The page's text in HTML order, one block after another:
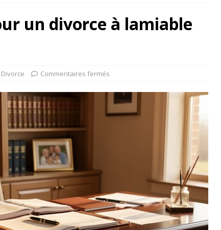
un divorce à lamiable
Divorce Commentaires fermés